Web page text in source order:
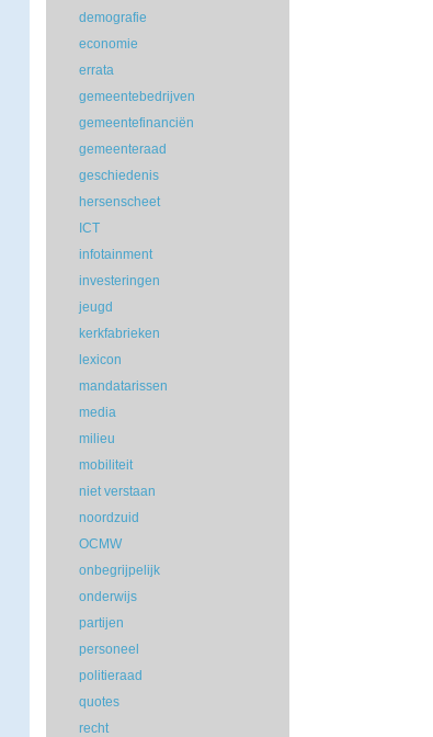
demografie
economie
errata
gemeentebedrijven
gemeentefinanciën
gemeenteraad
geschiedenis
hersenscheet
ICT
infotainment
investeringen
jeugd
kerkfabrieken
lexicon
mandatarissen
media
milieu
mobiliteit
niet verstaan
noordzuid
OCMW
onbegrijpelijk
onderwijs
partijen
personeel
politieraad
quotes
recht